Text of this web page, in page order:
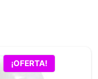
¡OFERTA!